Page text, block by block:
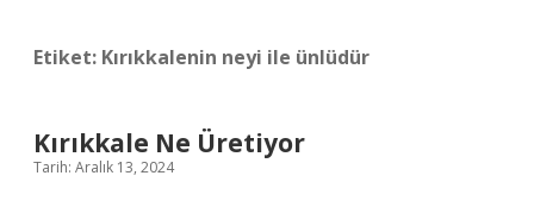
Etiket: Kırıkkalenin neyi ile ünlüdür
Kırıkkale Ne Üretiyor
Tarih: Aralık 13, 2024